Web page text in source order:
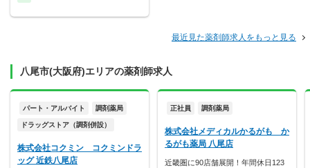
最近見た薬剤師求人をもっと見る
八尾市(大阪府)エリアの薬剤師求人
パート・アルバイト 調剤薬局
ドラッグストア（調剤併設）
株式会社コクミン コクミンドラ
ッグ 近鉄八尾店
正社員 調剤薬局
株式会社メディカルかるがも か
るがも薬局 八尾店
近畿圏に90店舗展開！年間休日123